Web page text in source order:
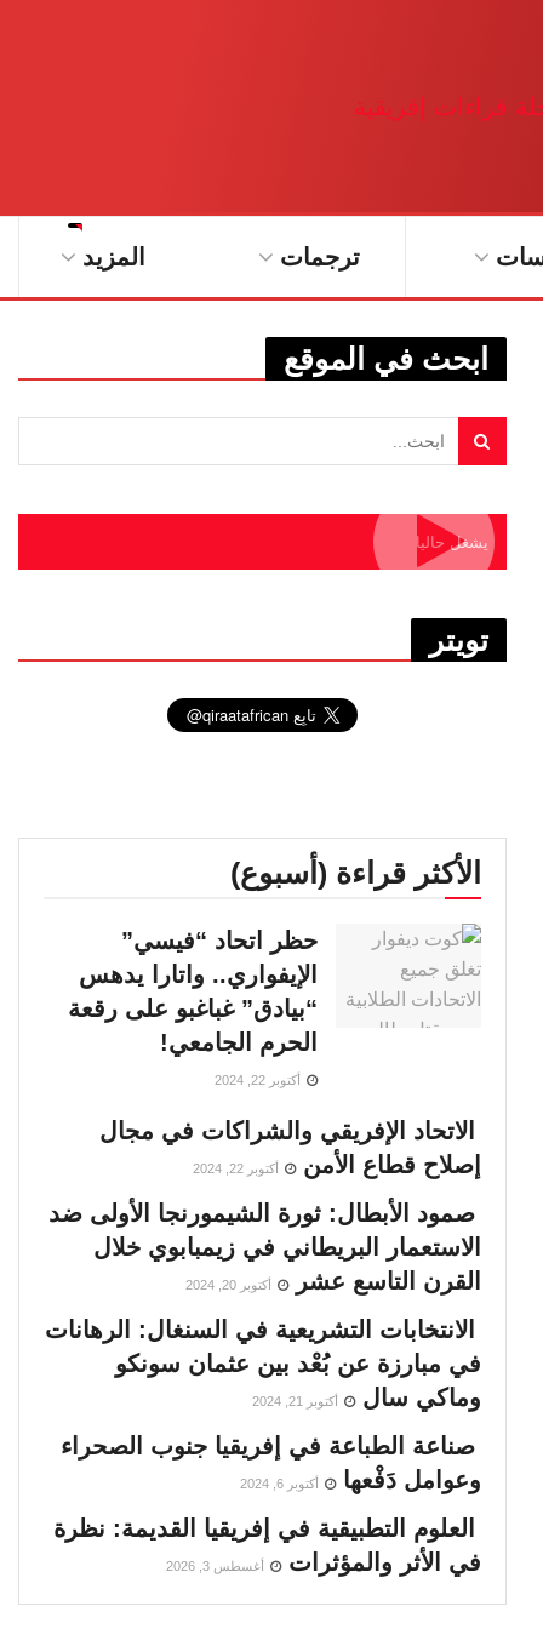
ترجمات المزيد
ابحث في الموقع
يشغل حاليا
تويتر
الأكثر قراءة (أسبوع)
حظر اتحاد “فيسي”
الإيفواري.. واتارا يدهس
“بيادق” غباغبو على رقعة
الحرم الجامعي!
أكتوبر 22, 2024
الاتحاد الإفريقي والشراكات في مجال
إصلاح قطاع الأمن
أكتوبر 22, 2024
صمود الأبطال: ثورة الشيمورنجا الأولى ضد
الاستعمار البريطاني في زيمبابوي خلال
القرن التاسع عشر
أكتوبر 20, 2024
الانتخابات التشريعية في السنغال: الرهانات
في مبارزة عن بُعْد بين عثمان سونكو
وماكي سال
أكتوبر 21, 2024
صناعة الطباعة في إفريقيا جنوب الصحراء
وعوامل دَفْعها
أكتوبر 6, 2024
العلوم التطبيقية في إفريقيا القديمة: نظرة
في الأثر والمؤثرات
أغسطس 3, 2026